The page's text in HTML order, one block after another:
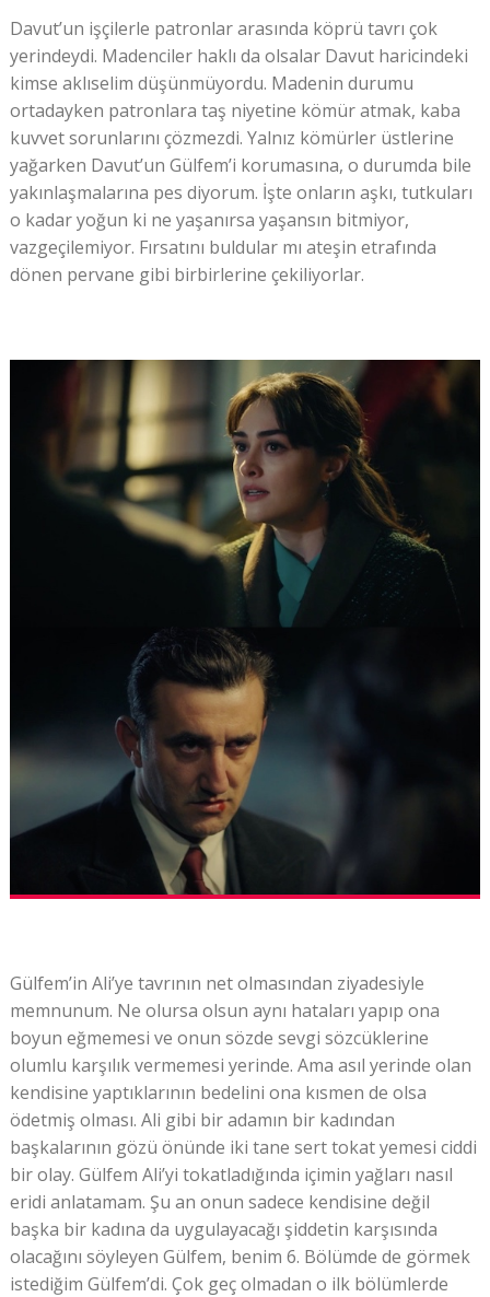
Davut’un işçilerle patronlar arasında köprü tavrı çok
yerindeydi. Madenciler haklı da olsalar Davut haricindeki
kimse aklıselim düşünmüyordu. Madenin durumu
ortadayken patronlara taş niyetine kömür atmak, kaba
kuvvet sorunlarını çözmezdi. Yalnız kömürler üstlerine
yağarken Davut’un Gülfem’i korumasına, o durumda bile
yakınlaşmalarına pes diyorum. İşte onların aşkı, tutkuları
o kadar yoğun ki ne yaşanırsa yaşansın bitmiyor,
vazgeçilemiyor. Fırsatını buldular mı ateşin etrafında
dönen pervane gibi birbirlerine çekiliyorlar.
Gülfem’in Ali’ye tavrının net olmasından ziyadesiyle
memnunum. Ne olursa olsun aynı hataları yapıp ona
boyun eğmemesi ve onun sözde sevgi sözcüklerine
olumlu karşılık vermemesi yerinde. Ama asıl yerinde olan
kendisine yaptıklarının bedelini ona kısmen de olsa
ödetmiş olması. Ali gibi bir adamın bir kadından
başkalarının gözü önünde iki tane sert tokat yemesi ciddi
bir olay. Gülfem Ali’yi tokatladığında içimin yağları nasıl
eridi anlatamam. Şu an onun sadece kendisine değil
başka bir kadına da uygulayacağı şiddetin karşısında
olacağını söyleyen Gülfem, benim 6. Bölümde de görmek
istediğim Gülfem’di. Çok geç olmadan o ilk bölümlerde